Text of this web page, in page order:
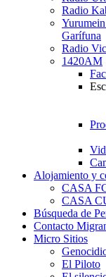
Radio
Garífuna
Radio
1420AM
Alojamiento y
CASA
CASA
Búsqueda de
Contacto
Micro Sitios
El Piloto